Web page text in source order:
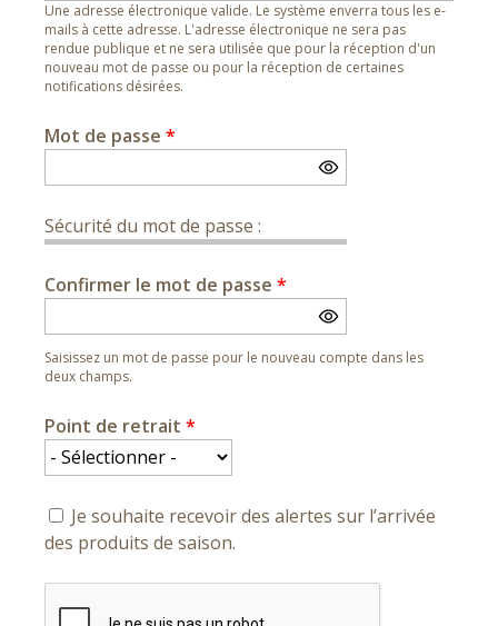
Une adresse électronique valide. Le système enverra tous les e-
mails à cette adresse. L'adresse électronique ne sera pas
rendue publique et ne sera utilisée que pour la réception d'un
nouveau mot de passe ou pour la réception de certaines
notifications désirées.
Mot de passe *
Sécurité du mot de passe :
Confirmer le mot de passe *
Saisissez un mot de passe pour le nouveau compte dans les
deux champs.
Point de retrait *
Je souhaite recevoir des alertes sur l’arrivée
des produits de saison.